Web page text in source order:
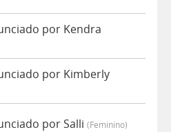
por Kendra
por Kimberly
por Salli (feminino)